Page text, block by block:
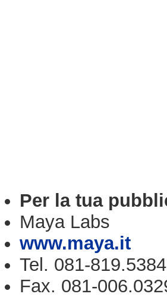
Per la tua
Maya Labs
www.maya.it
Tel. 081-819.5384
Fax. 081-